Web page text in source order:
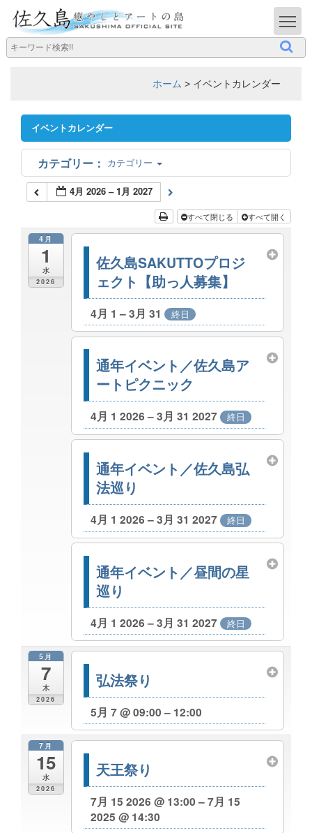
ホーム > イベントカレンダー
イベントカレンダー
カテゴリー
4月 2026 – 1月 2027
すべて閉じる すべて開く
4月
1
水
2026
佐久島SAKUTTOプロジ
ェクト【助っ人募集】
4月 1 – 3月 31 終日
通年イベント／佐久島ア
ートピクニック
4月 1 2026 – 3月 31 2027 終日
通年イベント／佐久島弘
法巡り
4月 1 2026 – 3月 31 2027 終日
通年イベント／昼間の星
巡り
4月 1 2026 – 3月 31 2027 終日
5月
7
木
2026
弘法祭り
5月 7 @ 09:00 – 12:00
7月
15
水
2026
天王祭り
7月 15 2026 @ 13:00 – 7月 15
2025 @ 14:30